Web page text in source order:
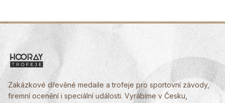
Zakázkové dřevěné medaile a trofeje pro sportovní závody,
firemní ocenění i speciální události. Vyrábíme v Česku,